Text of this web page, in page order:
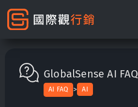
GlobalSense AI FAQ
AI FAQ > AI